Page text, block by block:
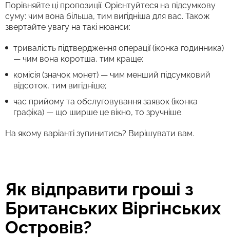
Порівняйте ці пропозиції. Орієнтуйтеся на підсумкову
суму: чим вона більша, тим вигідніша для вас. Також
звертайте увагу на такі нюанси:
тривалість підтвердження операції (іконка годинника)
— чим вона коротша, тим краще;
комісія (значок монет) — чим менший підсумковий
відсоток, тим вигідніше;
час прийому та обслуговування заявок (іконка
графіка) — що ширше це вікно, то зручніше.
На якому варіанті зупинитись? Вирішувати вам.
Як відправити гроші з
Британських Віргінських
Островів?